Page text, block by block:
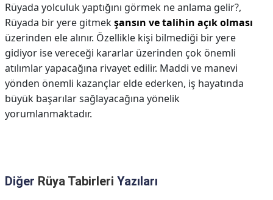
Rüyada yolculuk yaptığını görmek ne anlama gelir?,
Rüyada bir yere gitmekşansın ve talihin açık olması
üzerinden ele alınır. Özellikle kişi bilmediği bir yere
gidiyor ise vereceği kararlar üzerinden çok önemli
atılımlar yapacağına rivayet edilir. Maddi ve manevi
yönden önemli kazançlar elde ederken, iş hayatında
büyük başarılar sağlayacağına yönelik
yorumlanmaktadır.
Diğer Rüya Tabirleri Yazıları